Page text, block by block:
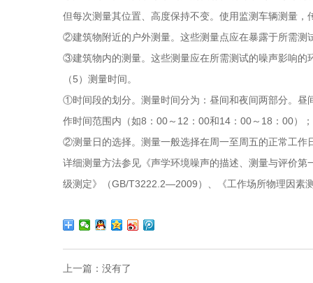
但每次测量其位置、高度保持不变。使用监测车辆测量，
②建筑物附近的户外测量。这些测量点应在暴露于所需测
③建筑物内的测量。这些测量应在所需测试的噪声影响的
（5）测量时间。
①时间段的划分。测量时间分为：昼间和夜间两部分。昼
作时间范围内（如8：00～12：00和14：00～18：00）
②测量日的选择。测量一般选择在周一至周五的正常工作
详细测量方法参见《声学环境噪声的描述、测量与评价
级测定》（GB/T3222.2—2009）、《工作场所物理因
上一篇： 没有了